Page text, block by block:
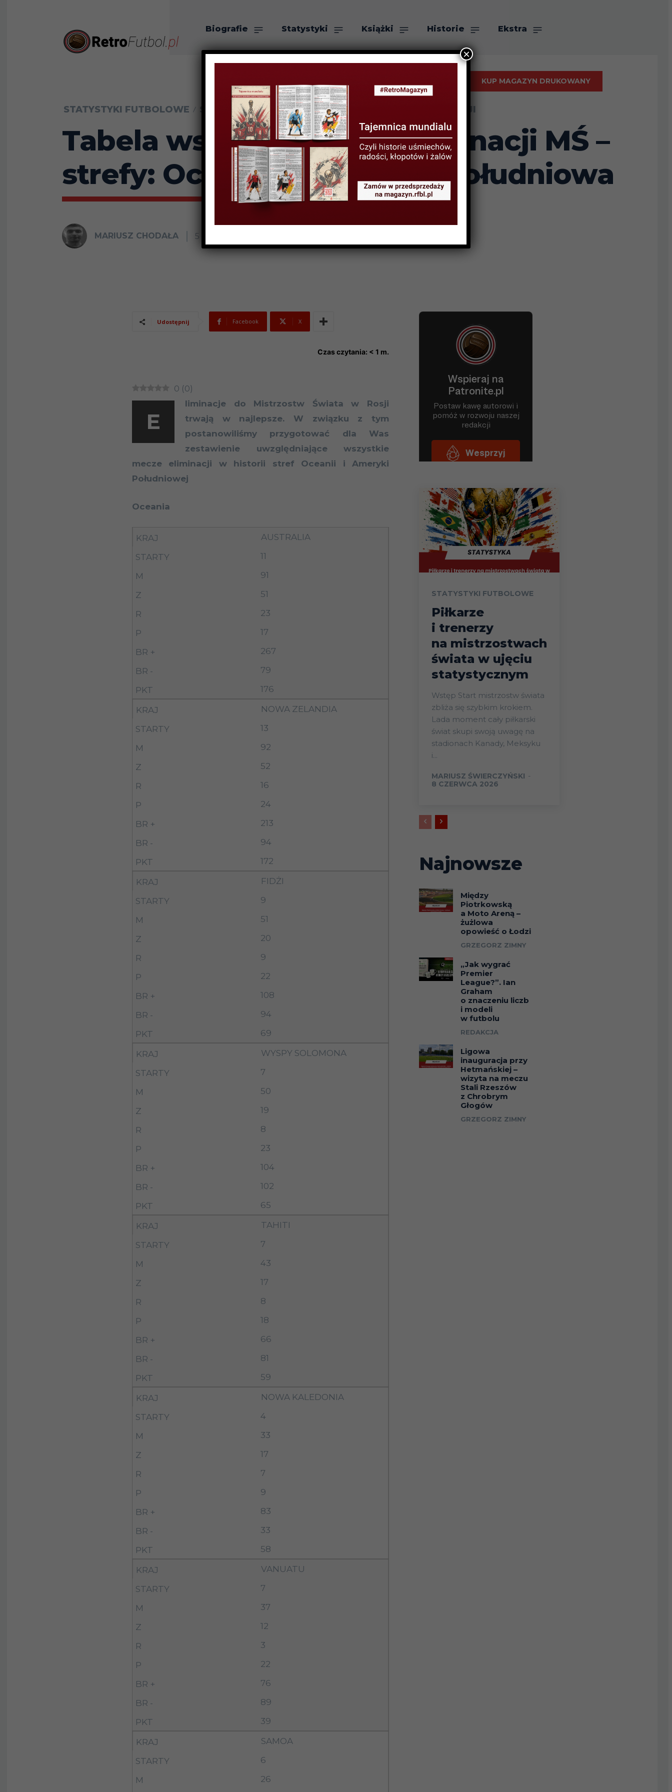
Biografie Statystyki Książki Historie Ekstra
O nas
KUP MAGAZYN DRUKOWANY
STATYSTYKI FUTBOLOWE STATYSTYKI PUCHAROWE STATYSTYKI REPREZENTACJI
Tabela wszech czasów eliminacji MŚ –
strefy: Oceania i Ameryka Południowa
MARIUSZ CHODAŁA 5 KWIETNIA 2017
Udostępnij Facebook X
Czas czytania: < 1 m.
0 (0)
E
liminacje do Mistrzostw Świata w Rosji
trwają w najlepsze. W związku z tym
postanowiliśmy przygotować dla Was
zestawienie uwzględniające wszystkie
mecze eliminacji w historii stref Oceanii i Ameryki
Południowej
Oceania
AUSTRALIA
11
91
51
23
17
267
79
176
NOWA ZELANDIA
13
92
52
16
24
213
94
172
FIDŻI
9
51
20
9
22
108
94
69
WYSPY SOLOMONA
7
50
19
8
23
104
102
65
TAHITI
7
43
17
8
18
66
81
59
NOWA KALEDONIA
4
33
17
7
9
83
33
58
VANUATU
7
37
12
3
22
76
89
39
SAMOA
6
26
STATYSTYKI FUTBOLOWE
Piłkarze
i trenerzy
na mistrzostwach
świata w ujęciu
statystycznym
Wstęp Start mistrzostw świata
zbliża się szybkim krokiem.
Lada moment cały piłkarski
świat skupi swoją uwagę na
stadionach Kanady, Meksyku
i...
MARIUSZ ŚWIERCZYŃSKI -
8 CZERWCA 2026
Najnowsze
Między
Piotrkowską
a Moto Areną –
żużlowa
opowieść o Łodzi
GRZEGORZ ZIMNY
„Jak wygrać
Premier
League?”. Ian
Graham
o znaczeniu liczb
i modeli
w futbolu
REDAKCJA
Ligowa
inauguracja przy
Hetmańskiej –
wizyta na meczu
Stali Rzeszów
z Chrobrym
Głogów
GRZEGORZ ZIMNY
×